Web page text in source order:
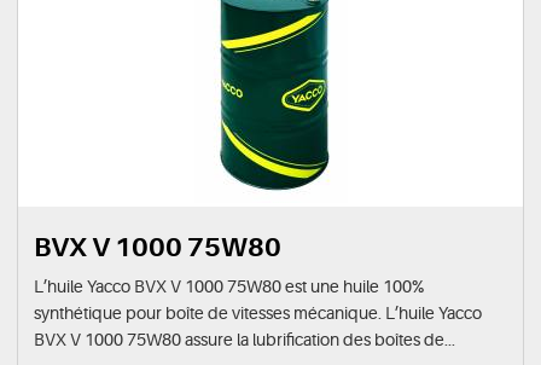
BVX V 1000 75W80
L’huile Yacco BVX V 1000 75W80 est une huile 100%
synthétique pour boîte de vitesses mécanique. L’huile Yacco
BVX V 1000 75W80 assure la lubrification des boîtes de...